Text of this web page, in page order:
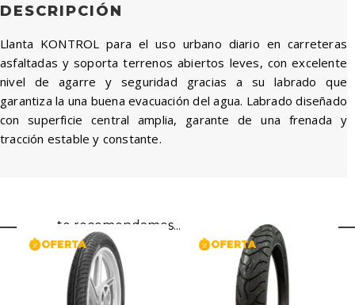
DESCRIPCIÓN
Llanta KONTROL para el uso urbano diario en carreteras
asfaltadas y soporta terrenos abiertos leves, con excelente
nivel de agarre y seguridad gracias a su labrado que
garantiza la una buena evacuación del agua. Labrado diseñado
con superficie central amplia, garante de una frenada y
tracción estable y constante.
te recomendamos...